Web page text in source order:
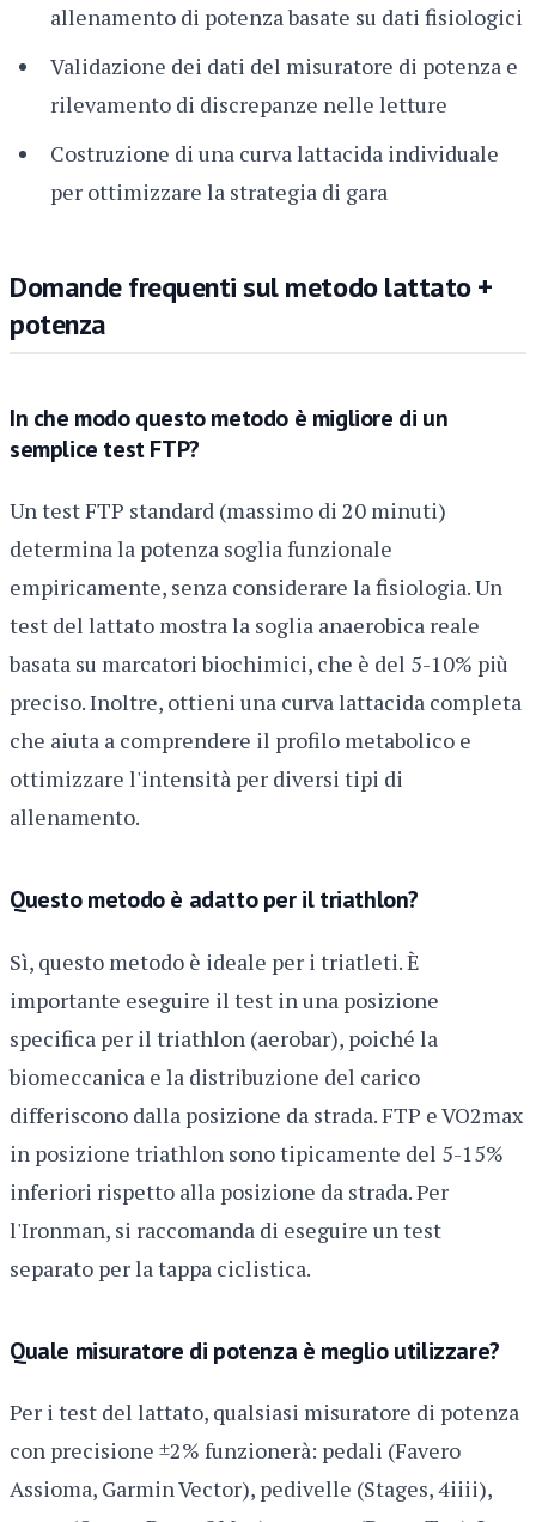
allenamento di potenza basate su dati fisiologici
Validazione dei dati del misuratore di potenza e
rilevamento di discrepanze nelle letture
Costruzione di una curva lattacida individuale
per ottimizzare la strategia di gara
Domande frequenti sul metodo lattato +
potenza
In che modo questo metodo è migliore di un
semplice test FTP?
Un test FTP standard (massimo di 20 minuti)
determina la potenza soglia funzionale
empiricamente, senza considerare la fisiologia. Un
test del lattato mostra la soglia anaerobica reale
basata su marcatori biochimici, che è del 5-10% più
preciso. Inoltre, ottieni una curva lattacida completa
che aiuta a comprendere il profilo metabolico e
ottimizzare l'intensità per diversi tipi di
allenamento.
Questo metodo è adatto per il triathlon?
Sì, questo metodo è ideale per i triatleti. È
importante eseguire il test in una posizione
specifica per il triathlon (aerobar), poiché la
biomeccanica e la distribuzione del carico
differiscono dalla posizione da strada. FTP e VO2max
in posizione triathlon sono tipicamente del 5-15%
inferiori rispetto alla posizione da strada. Per
l'Ironman, si raccomanda di eseguire un test
separato per la tappa ciclistica.
Quale misuratore di potenza è meglio utilizzare?
Per i test del lattato, qualsiasi misuratore di potenza
con precisione ±2% funzionerà: pedali (Favero
Assioma, Garmin Vector), pedivelle (Stages, 4iiii),